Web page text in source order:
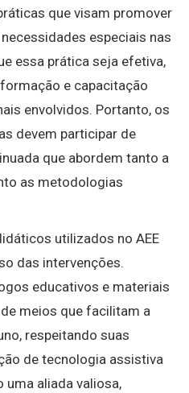
que visam promover
especiais nas
essa prática seja efetiva,
e capacitação
envolvidos. Portanto, os
devem participar de
que abordem tanto a
as metodologias
utilizados no AEE
das intervenções.
educativos e materiais
meios que facilitam a
respeitando suas
de tecnologia assistiva
aliada valiosa,